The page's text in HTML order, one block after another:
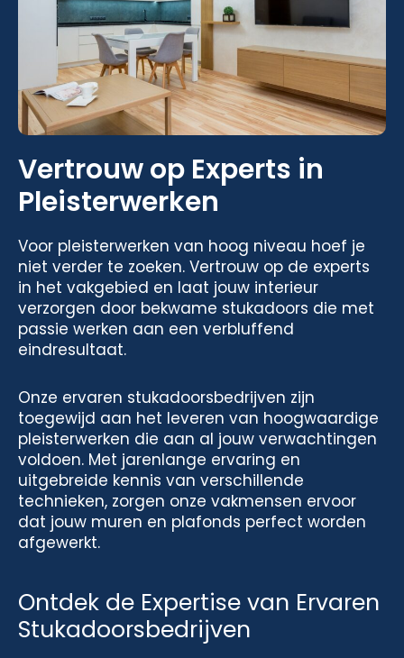
Vertrouw op Experts in
Pleisterwerken
Voor pleisterwerken van hoog niveau hoef je
niet verder te zoeken. Vertrouw op de experts
in het vakgebied en laat jouw interieur
verzorgen door bekwame stukadoors die met
passie werken aan een verbluffend
eindresultaat.
Onze ervaren stukadoorsbedrijven zijn
toegewijd aan het leveren van hoogwaardige
pleisterwerken die aan al jouw verwachtingen
voldoen. Met jarenlange ervaring en
uitgebreide kennis van verschillende
technieken, zorgen onze vakmensen ervoor
dat jouw muren en plafonds perfect worden
afgewerkt.
Ontdek de Expertise van Ervaren
Stukadoorsbedrijven